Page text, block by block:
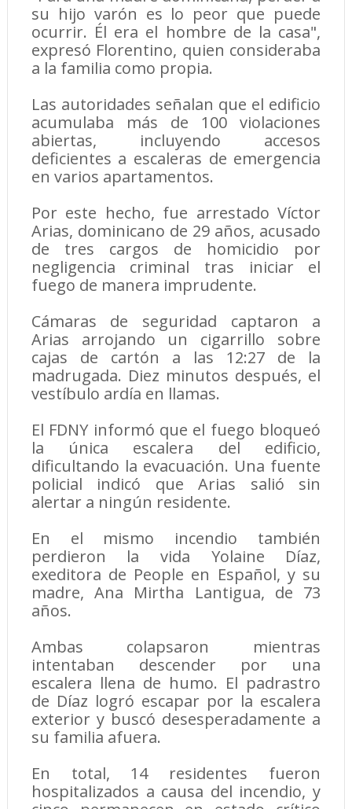
su hijo varón es lo peor que puede
ocurrir. Él era el hombre de la casa",
expresó Florentino, quien consideraba
a la familia como propia.
Las autoridades señalan que el edificio
acumulaba más de 100 violaciones
abiertas, incluyendo accesos
deficientes a escaleras de emergencia
en varios apartamentos.
Por este hecho, fue arrestado Víctor
Arias, dominicano de 29 años, acusado
de tres cargos de homicidio por
negligencia criminal tras iniciar el
fuego de manera imprudente.
Cámaras de seguridad captaron a
Arias arrojando un cigarrillo sobre
cajas de cartón a las 12:27 de la
madrugada. Diez minutos después, el
vestíbulo ardía en llamas.
El FDNY informó que el fuego bloqueó
la única escalera del edificio,
dificultando la evacuación. Una fuente
policial indicó que Arias salió sin
alertar a ningún residente.
En el mismo incendio también
perdieron la vida Yolaine Díaz,
exeditora de People en Español, y su
madre, Ana Mirtha Lantigua, de 73
años.
Ambas colapsaron mientras
intentaban descender por una
escalera llena de humo. El padrastro
de Díaz logró escapar por la escalera
exterior y buscó desesperadamente a
su familia afuera.
En total, 14 residentes fueron
hospitalizados a causa del incendio, y